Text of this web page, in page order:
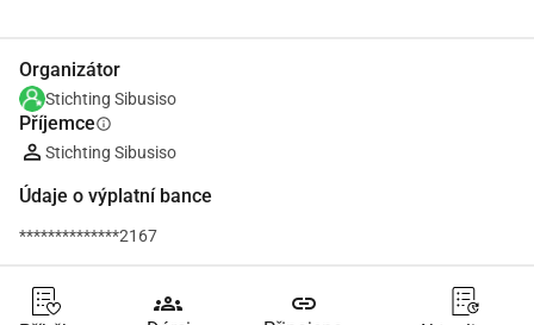
Organizátor
Stichting Sibusiso
Příjemceinfo
Stichting Sibusiso
Údaje o výplatní bance
**************2167
groups link